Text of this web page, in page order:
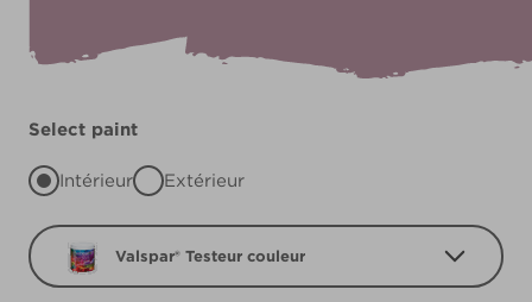
Select paint
Intérieur Extérieur
Valspar® Testeur couleur